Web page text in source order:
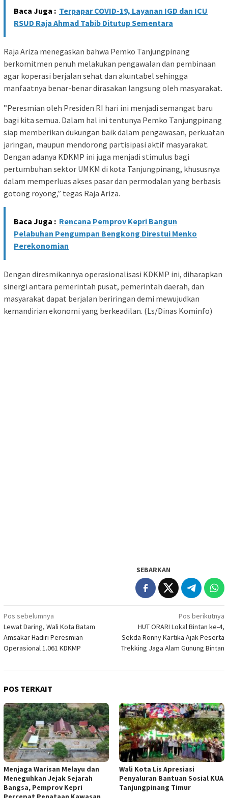
Baca Juga : Terpapar COVID-19, Layanan IGD dan ICU
RSUD Raja Ahmad Tabib Ditutup Sementara
Raja Ariza menegaskan bahwa Pemko Tanjungpinang
berkomitmen penuh melakukan pengawalan dan pembinaan
agar koperasi berjalan sehat dan akuntabel sehingga
manfaatnya benar-benar dirasakan langsung oleh masyarakat.
​”Peresmian oleh Presiden RI hari ini menjadi semangat baru
bagi kita semua. Dalam hal ini tentunya Pemko Tanjungpinang
siap memberikan dukungan baik dalam pengawasan, perkuatan
jaringan, maupun mendorong partisipasi aktif masyarakat.
Dengan adanya KDKMP ini juga menjadi stimulus bagi
pertumbuhan sektor UMKM di kota Tanjungpinang, khususnya
dalam memperluas akses pasar dan permodalan yang berbasis
gotong royong,” tegas Raja Ariza.
Baca Juga : Rencana Pemprov Kepri Bangun
Pelabuhan Pengumpan Bengkong Direstui Menko
Perekonomian
​Dengan diresmikannya operasionalisasi KDKMP ini, diharapkan
sinergi antara pemerintah pusat, pemerintah daerah, dan
masyarakat dapat berjalan beriringan demi mewujudkan
kemandirian ekonomi yang berkeadilan. (Ls/Dinas Kominfo)
SEBARKAN
Navigasi
pos
Pos sebelumnya
Lewat Daring, Wali Kota Batam
Amsakar Hadiri Peresmian
Operasional 1.061 KDKMP
Pos berikutnya
HUT ORARI Lokal Bintan ke-4,
Sekda Ronny Kartika Ajak Peserta
Trekking Jaga Alam Gunung Bintan
POS TERKAIT
Menjaga Warisan Melayu dan
Meneguhkan Jejak Sejarah
Bangsa, Pemprov Kepri
Wali Kota Lis Apresiasi
Penyaluran Bantuan Sosial KUA
Tanjungpinang Timur